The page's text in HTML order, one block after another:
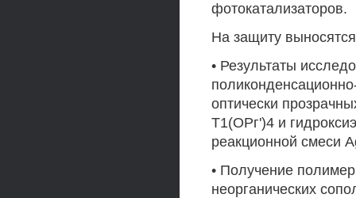
фотокатализаторов.
На защиту
• Результаты
оптически
Т1(ОРг')4 и
реакционной смеси
• Получение
неорганических